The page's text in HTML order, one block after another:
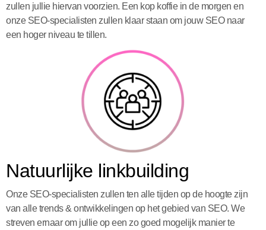
zullen jullie hiervan voorzien. Een kop koffie in de morgen en
onze SEO-specialisten zullen klaar staan om jouw SEO naar
een hoger niveau te tillen.
Natuurlijke linkbuilding
Onze SEO-specialisten zullen ten alle tijden op de hoogte zijn
van alle trends & ontwikkelingen op het gebied van SEO. We
streven ernaar om jullie op een zo goed mogelijk manier te